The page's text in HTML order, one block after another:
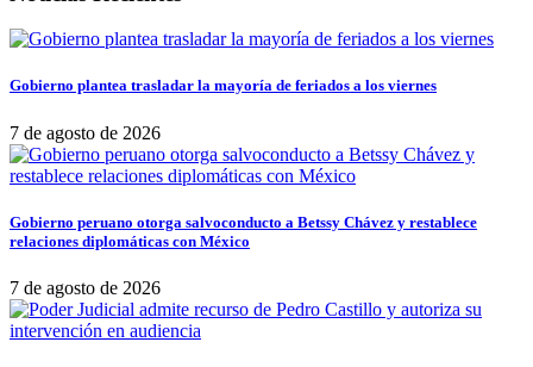
Gobierno plantea trasladar la mayoría de feriados a los viernes
7 de agosto de 2026
Gobierno peruano otorga salvoconducto a Betssy Chávez y restablece
relaciones diplomáticas con México
7 de agosto de 2026